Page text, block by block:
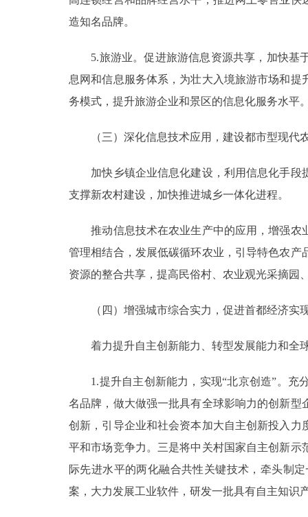
造知名品牌。
5.旅游业。促进旅游信息资源共享，加快基于
息网和信息服务体系，为壮大入境旅游市场和
务模式，提升旅游企业和景区的信息化服务水平
（三）深化信息技术应用，建设都市型现代
加快乡镇企业信息化建设，利用信息化手段
支撑新农村建设，加快推进城乡一体化进程。
推动信息技术在农业生产中的应用，增强农
管理相结合，发展低碳循环农业，引导特色农
资源的整合共享，提高民俗村、农业观光采摘园
（四）增强城市综合实力，促进首都经济实
着力提升自主创新能力、转型发展能力和全
1.提升自主创新能力，实现“北京创造”。充
名品牌，做大做强一批具有全球影响力的创新
创新，引导企业和社会资本加大自主创新投入
平和市场竞争力。三是将中关村国家自主创新
际先进水平的两化融合共性关键技术，牵头制
案，大力发展工业软件，研发一批具有自主知识